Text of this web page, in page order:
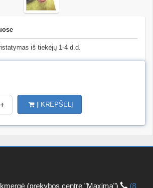
iš tiekėjų 1-4 d.d.
+ Į KREPŠELĮ
(prekybos centre "Maxima") (8